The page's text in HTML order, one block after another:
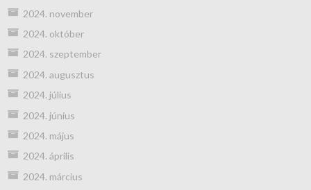
2024. november
2024. október
2024. szeptember
2024. augusztus
2024. július
2024. június
2024. május
2024. április
2024. március